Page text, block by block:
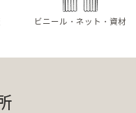
ビニール・ネット・資材